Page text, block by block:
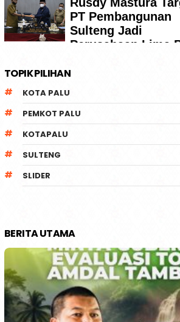
TOPIK PILIHAN
KOTA PALU
PEMKOT PALU
KOTAPALU
SULTENG
SLIDER
BERITA UTAMA